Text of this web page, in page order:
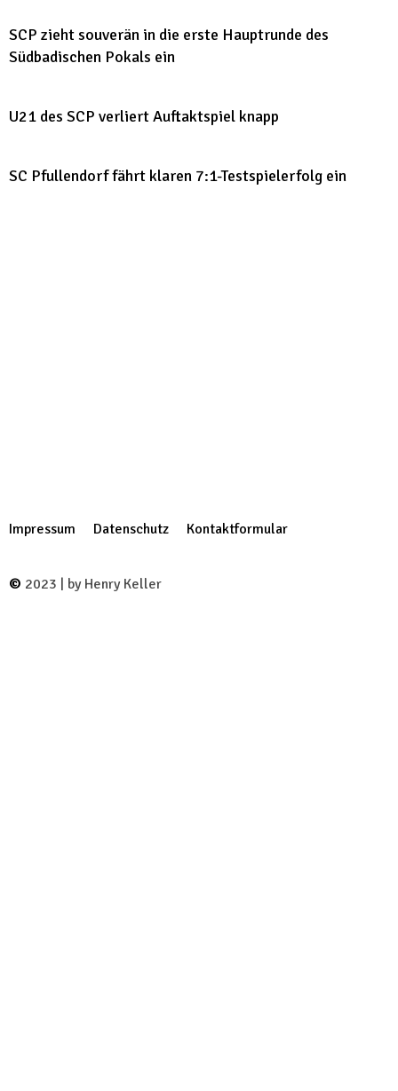
SCP zieht souverän in die erste Hauptrunde des
Südbadischen Pokals ein
U21 des SCP verliert Auftaktspiel knapp
SC Pfullendorf fährt klaren 7:1-Testspielerfolg ein
Impressum Datenschutz Kontaktformular
© 2023 | by Henry Keller